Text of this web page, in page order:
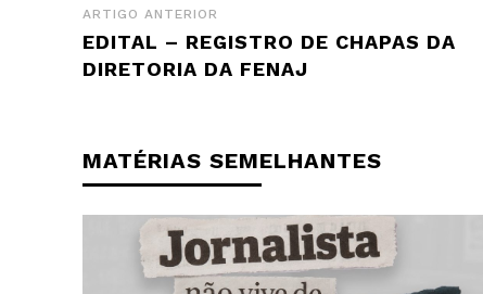
ARTIGO ANTERIOR
EDITAL – REGISTRO DE CHAPAS DA
DIRETORIA DA FENAJ
MATÉRIAS SEMELHANTES